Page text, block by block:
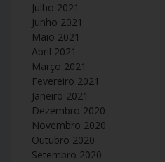
Julho 2021
Junho 2021
Maio 2021
Abril 2021
Março 2021
Fevereiro 2021
Janeiro 2021
Dezembro 2020
Novembro 2020
Outubro 2020
Setembro 2020